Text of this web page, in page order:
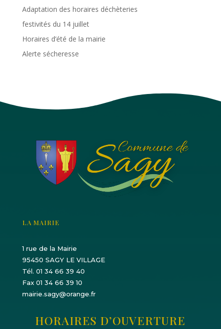
Adaptation des horaires déchèteries
festivités du 14 juillet
Horaires d’été de la mairie
Alerte sécheresse
LA MAIRIE
1 rue de la Mairie
95450 SAGY LE VILLAGE
Tél. 01 34 66 39 40
Fax 01 34 66 39 10
mairie.sagy@orange.fr
HORAIRES D’OUVERTURE